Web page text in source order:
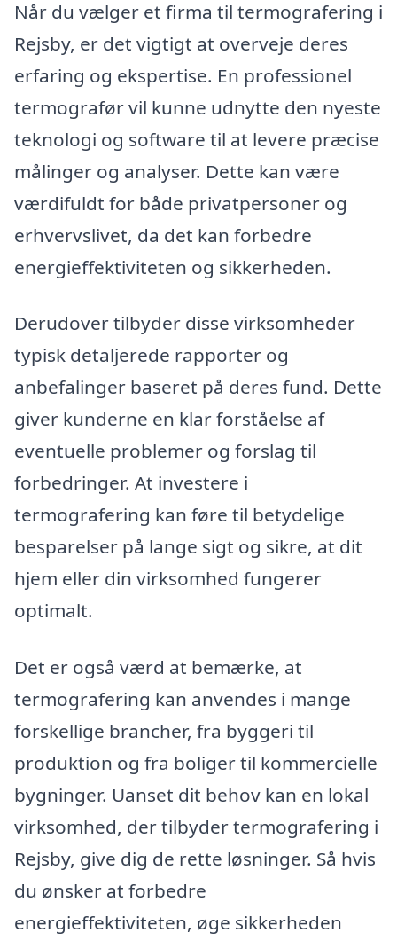
Når du vælger et firma til termografering i
Rejsby, er det vigtigt at overveje deres
erfaring og ekspertise. En professionel
termografør vil kunne udnytte den nyeste
teknologi og software til at levere præcise
målinger og analyser. Dette kan være
værdifuldt for både privatpersoner og
erhvervslivet, da det kan forbedre
energieffektiviteten og sikkerheden.
Derudover tilbyder disse virksomheder
typisk detaljerede rapporter og
anbefalinger baseret på deres fund. Dette
giver kunderne en klar forståelse af
eventuelle problemer og forslag til
forbedringer. At investere i
termografering kan føre til betydelige
besparelser på lange sigt og sikre, at dit
hjem eller din virksomhed fungerer
optimalt.
Det er også værd at bemærke, at
termografering kan anvendes i mange
forskellige brancher, fra byggeri til
produktion og fra boliger til kommercielle
bygninger. Uanset dit behov kan en lokal
virksomhed, der tilbyder termografering i
Rejsby, give dig de rette løsninger. Så hvis
du ønsker at forbedre
energieffektiviteten, øge sikkerheden